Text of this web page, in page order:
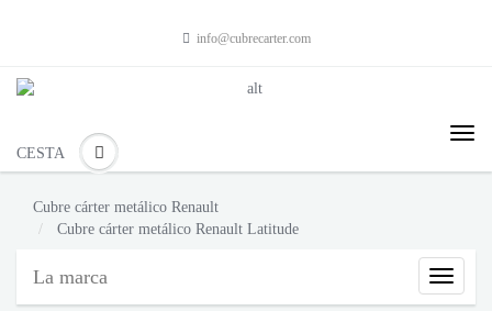
info@cubrecarter.com
CESTA
Cubre cárter metálico Renault
Cubre cárter metálico Renault Latitude
La
marca
La marca